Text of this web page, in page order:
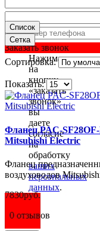
Заказать звонок
Нажимая
на
кнопку
«заказать
звонок»
вы
даете
согласие
на
обработку
ваших
персональных
данных.
Список
Сетка
Сортировка:
Показать:
Фланец PAC-
Mitsubishi Electric
Фланец
воздуховодов
7830руб.
0 отзывов